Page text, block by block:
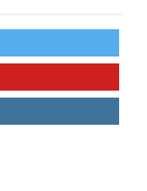
ÚLTIMA HORA
velas en